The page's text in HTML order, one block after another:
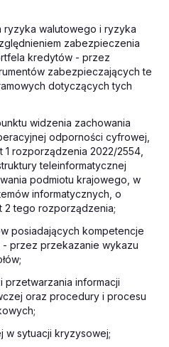
walutowego i ryzyka
zabezpieczenia
kredytów - przez
zabezpieczających te
dotyczących tych
widzenia zachowania
odporności cyfrowej,
rozporządzenia 2022/2554,
teleinformatycznej
podmiotu krajowego, w
informatycznych, o
2 tego rozporządzenia;
posiadających kompetencje
przez przekazanie wykazu
informacji
oraz procedury i procesu
w sytuacji kryzysowej;